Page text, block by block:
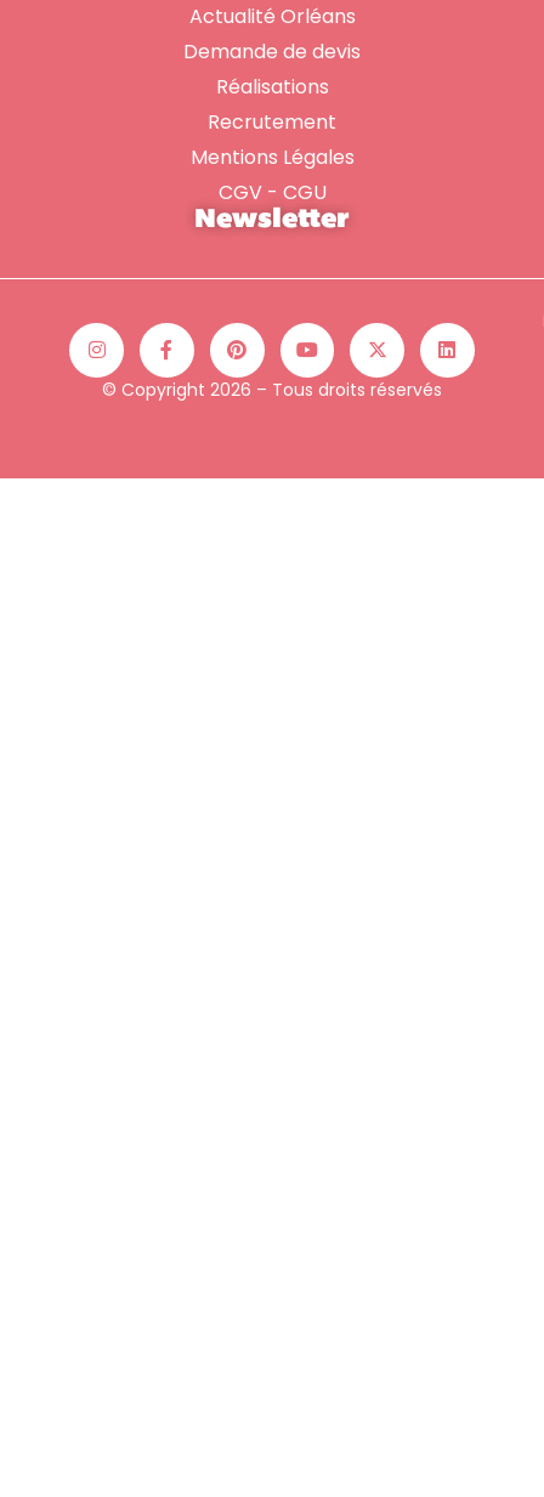
Actualité Orléans
Demande de devis
Réalisations
Recrutement
Mentions Légales
CGV - CGU
Newsletter
© Copyright 2026 – Tous droits réservés